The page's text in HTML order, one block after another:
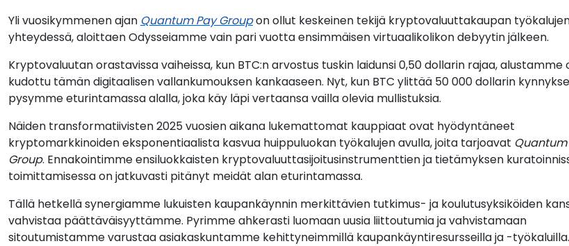
Yli vuosikymmenen ajan Quantum Pay Groupon ollut keskeinen tekijä kryptovaluuttakaupan
yhteydessä, aloittaen Odysseiamme vain pari vuotta ensimmäisen virtuaalikolikon debyytin jälkeen.
Kryptovaluutan orastavissa vaiheissa, kun BTC:n arvostus tuskin laidunsi 0,50 dollarin rajaa, alustamme
kudottu tämän digitaalisen vallankumouksen kankaaseen. Nyt, kun BTC ylittää 50 000 dollarin
pysymme eturintamassa alalla, joka käy läpi vertaansa vailla olevia mullistuksia.
Näiden transformatiivisten 2025 vuosien aikana lukemattomat kauppiaat ovat hyödyntäneet
kryptomarkkinoiden eksponentiaalista kasvua huippuluokan työkalujen avulla, joita tarjoavat Quantum
Group. Ennakointimme ensiluokkaisten kryptovaluuttasijoitusinstrumenttien ja tietämyksen
toimittamisessa on jatkuvasti pitänyt meidät alan eturintamassa.
Tällä hetkellä synergiamme lukuisten kaupankäynnin merkittävien tutkimus- ja koulutusyksiköiden
vahvistaa päättäväisyyttämme. Pyrimme ahkerasti luomaan uusia liittoutumia ja vahvistamaan
sitoutumistamme varustaa asiakaskuntamme kehittyneimmillä kaupankäyntiresursseilla ja -työkaluilla.